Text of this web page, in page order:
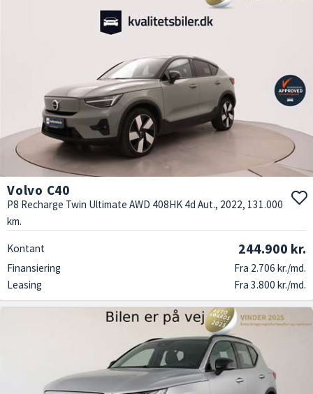
Volvo C40
P8 Recharge Twin Ultimate AWD 408HK 4d Aut., 2022, 131.000
km.
Kontant 244.900 kr.
Finansiering
Fra 2.706 kr./md.
Leasing
Fra 3.800 kr./md.